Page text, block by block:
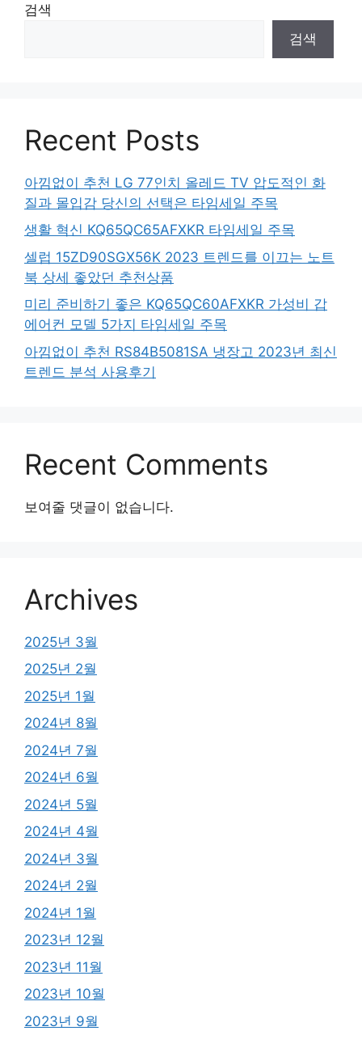
검색
검색
Recent Posts
아낌없이 추천 LG 77인치 올레드 TV 압도적인 화
질과 몰입감 당신의 선택은 타임세일 주목
생활 혁신 KQ65QC65AFXKR 타임세일 주목
셀럽 15ZD90SGX56K 2023 트렌드를 이끄는 노트
북 상세 좋았던 추천상품
미리 준비하기 좋은 KQ65QC60AFXKR 가성비 갑
에어컨 모델 5가지 타임세일 주목
아낌없이 추천 RS84B5081SA 냉장고 2023년 최신
트렌드 분석 사용후기
Recent Comments
보여줄 댓글이 없습니다.
Archives
2025년 3월
2025년 2월
2025년 1월
2024년 8월
2024년 7월
2024년 6월
2024년 5월
2024년 4월
2024년 3월
2024년 2월
2024년 1월
2023년 12월
2023년 11월
2023년 10월
2023년 9월